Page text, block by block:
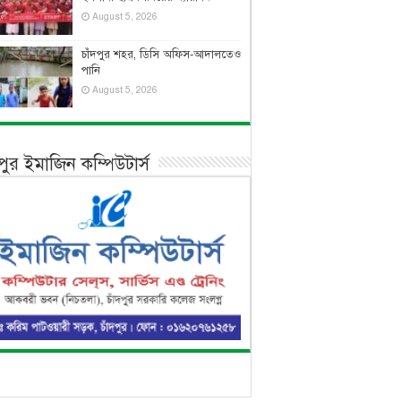
August 5, 2026
চাঁদপুর শহর, ডিসি অফিস-আদালতেও
পানি
August 5, 2026
ইমাজিন কম্পিউটার্স